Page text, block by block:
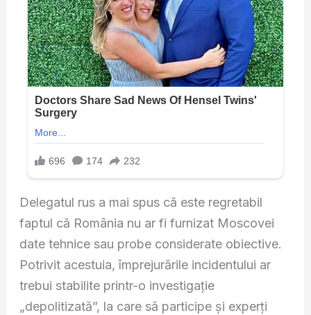
Delegatul rus a mai spus că este regretabil
faptul că România nu ar fi furnizat Moscovei
date tehnice sau probe considerate obiective.
Potrivit acestuia, împrejurările incidentului ar
trebui stabilite printr-o investigație
„depolitizată”, la care să participe și experți